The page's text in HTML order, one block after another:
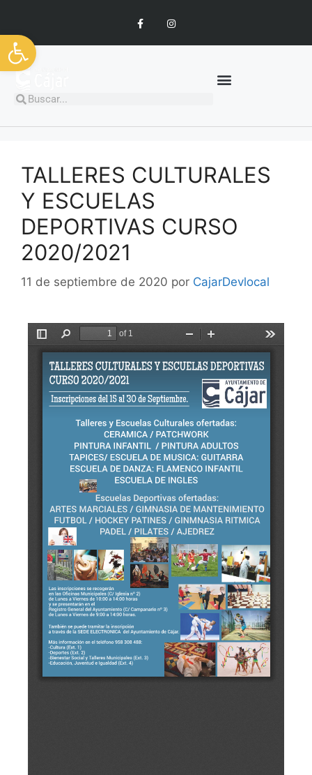
Abrir barra de herramientas
TALLERES CULTURALES
Y ESCUELAS
DEPORTIVAS CURSO
2020/2021
11 de septiembre de 2020 por CajarDevlocal